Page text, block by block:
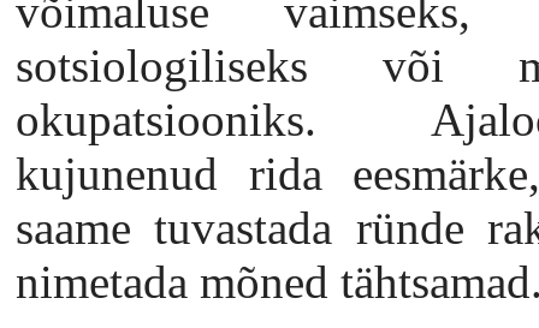
võimaluse vaimseks,
sotsiologiliseks või
okupatsiooniks.
kujunenud rida
saame tuvastada ründe
nimetada mõned